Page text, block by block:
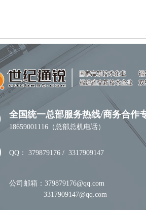
全国统一总部服务热线/商务合作
18659001116（总部总机电话）
QQ： 379879176 / 3317909147
公司邮箱：379879176@qq.com
3317909147@qq.com